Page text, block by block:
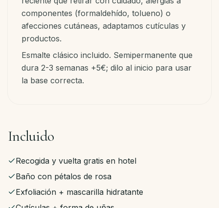
componentes (formaldehído, tolueno) o
afecciones cutáneas, adaptamos cutículas y
productos.
Esmalte clásico incluido. Semipermanente que
dura 2-3 semanas +5€; dilo al inicio para usar
la base correcta.
Incluido
Recogida y vuelta gratis en hotel
Baño con pétalos de rosa
Exfoliación + mascarilla hidratante